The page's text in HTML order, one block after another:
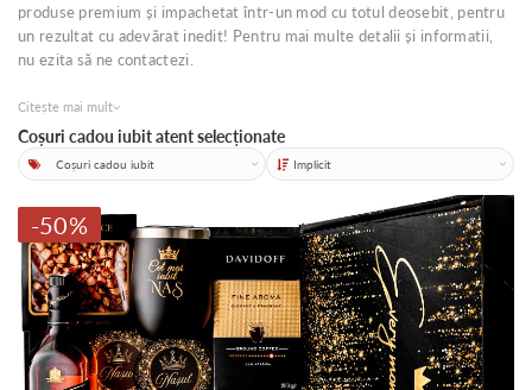
produse premium și impachetat într-un mod cu totul deosebit, pentru
un rezultat cu adevărat inedit! Pentru mai multe detalii și informatii,
nu ezita să ne contactezi.
Citește mai mult
Coșuri cadou iubit atent selecționate
Categorii Sortare
-50%